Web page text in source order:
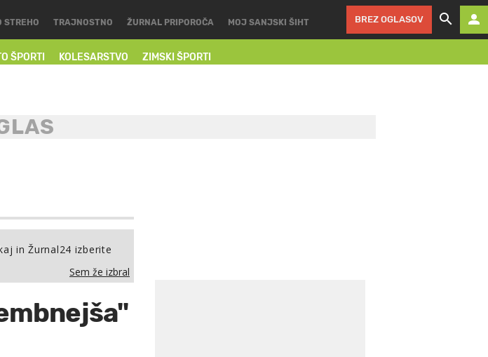
ŠPORTI KOLESARSTVO ZIMSKI ŠPORTI
STREHO TRAJNOSTNO ŽURNAL PRIPOROČA MOJ SANJSKI ŠIHT BREZ OGLASOV
in Žurnal24 izberite
Sem že izbral